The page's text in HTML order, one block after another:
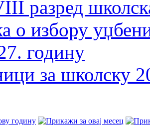
разред
о избору
годину
за школску